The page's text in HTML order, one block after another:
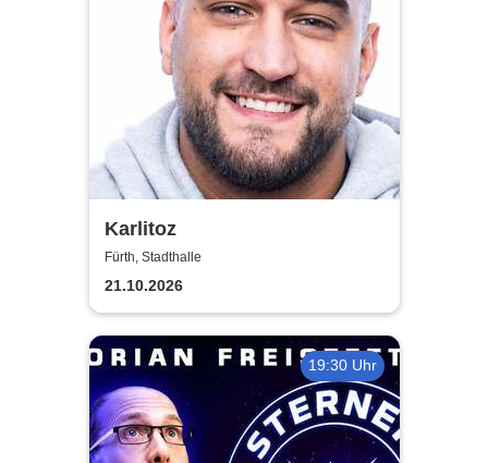
Karlitoz
Fürth, Stadthalle
21.10.2026
19:30 Uhr